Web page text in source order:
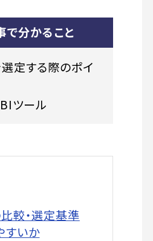
で分かること
定する際のポイ
ツール
較・選定基準
すいか